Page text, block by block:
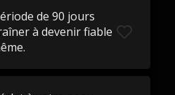
de 90 jours
à devenir fiable